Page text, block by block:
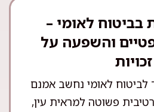
בביטוח לאומי –
והשפעה על
זכויות
לביטוח לאומי נחשב אמנם
פשוטה למראית עין,